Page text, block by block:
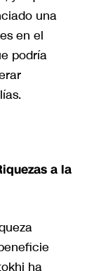
una
en el
podría
a la
ha